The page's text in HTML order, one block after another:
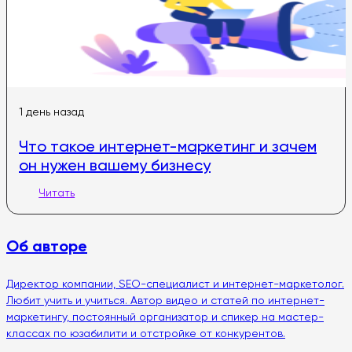
1 день назад
Что такое интернет-маркетинг и зачем
он нужен вашему бизнесу
Читать
Об авторе
Директор компании, SEO-специалист и интернет-маркетолог.
Любит учить и учиться. Автор видео и статей по интернет-
маркетингу, постоянный организатор и спикер на мастер-
классах по юзабилити и отстройке от конкурентов.